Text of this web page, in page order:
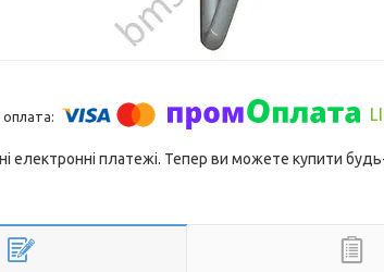
електронні платежі. Тепер ви можете купити